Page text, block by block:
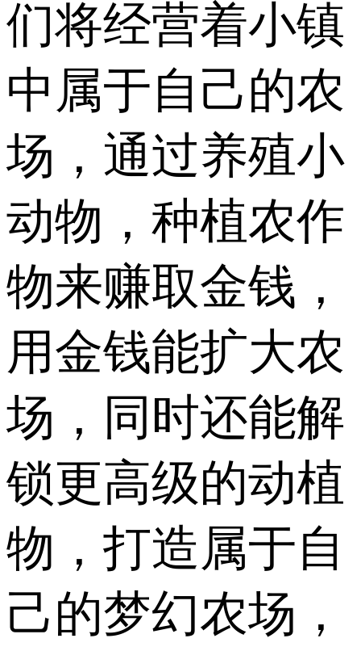
们将经营着小镇
中属于自己的农
场，通过养殖小
动物，种植农作
物来赚取金钱，
用金钱能扩大农
场，同时还能解
锁更高级的动植
物，打造属于自
己的梦幻农场，